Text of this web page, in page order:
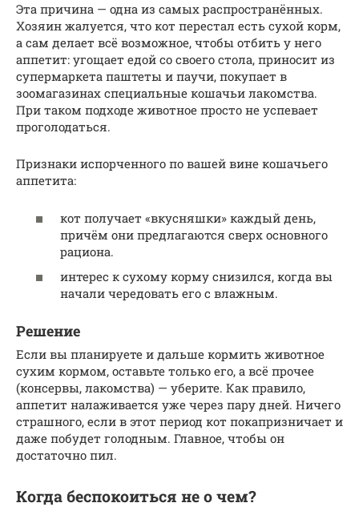
Эта причина — одна из самых распространённых.
Хозяин жалуется, что кот перестал есть сухой корм,
а сам делает всё возможное, чтобы отбить у него
аппетит: угощает едой со своего стола, приносит из
супермаркета паштеты и паучи, покупает в
зоомагазинах специальные кошачьи лакомства.
При таком подходе животное просто не успевает
проголодаться.
Признаки испорченного по вашей вине кошачьего
аппетита:
кот получает «вкусняшки» каждый день,
причём они предлагаются сверх основного
рациона.
интерес к сухому корму снизился, когда вы
начали чередовать его с влажным.
Решение
Если вы планируете и дальше кормить животное
сухим кормом, оставьте только его, а всё прочее
(консервы, лакомства) — уберите. Как правило,
аппетит налаживается уже через пару дней. Ничего
страшного, если в этот период кот покапризничает и
даже побудет голодным. Главное, чтобы он
достаточно пил.
Когда беспокоиться не о чем?